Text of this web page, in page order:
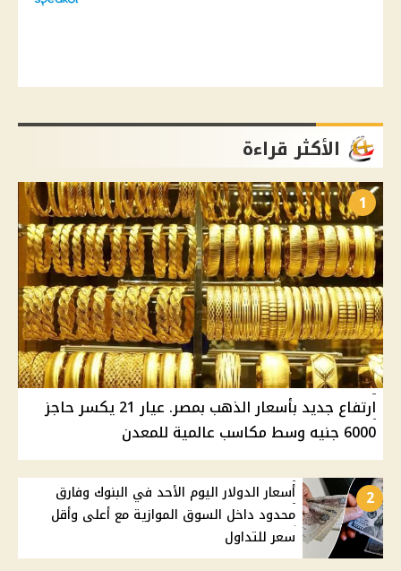
الأكثر قراءة
1
ارتفاع جديد بأسعار الذهب بمصر. عيار 21 يكسر حاجز
6000 جنيه وسط مكاسب عالمية للمعدن
2
أسعار الدولار اليوم الأحد في البنوك وفارق
محدود داخل السوق الموازية مع أعلى وأقل
سعر للتداول